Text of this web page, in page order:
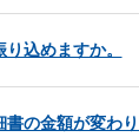
込めますか。
の金額が変わり